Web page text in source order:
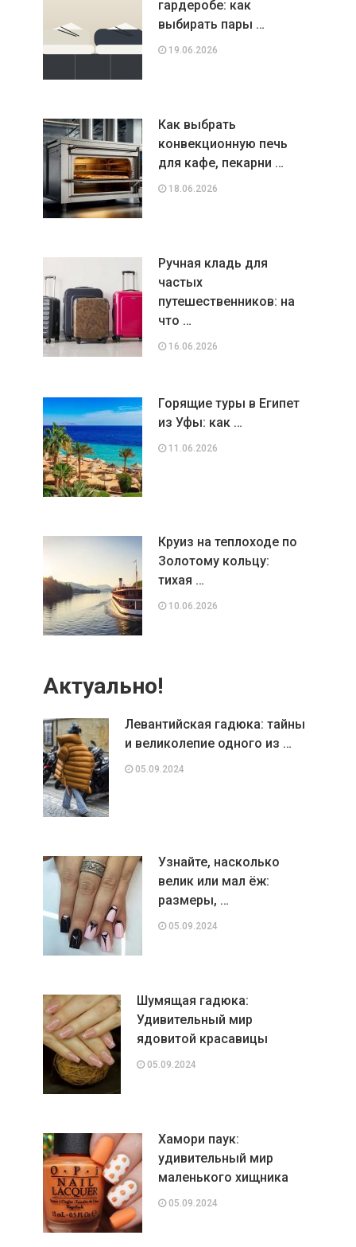
гардеробе: как
выбирать пары …
19.06.2026
Как выбрать
конвекционную печь
для кафе, пекарни …
18.06.2026
Ручная кладь для
частых
путешественников: на
что …
16.06.2026
Горящие туры в Египет
из Уфы: как …
11.06.2026
Круиз на теплоходе по
Золотому кольцу:
тихая …
10.06.2026
Актуально!
Левантийская гадюка: тайны
и великолепие одного из …
05.09.2024
Узнайте, насколько
велик или мал ёж:
размеры, …
05.09.2024
Шумящая гадюка:
Удивительный мир
ядовитой красавицы
05.09.2024
Хамори паук:
удивительный мир
маленького хищника
05.09.2024